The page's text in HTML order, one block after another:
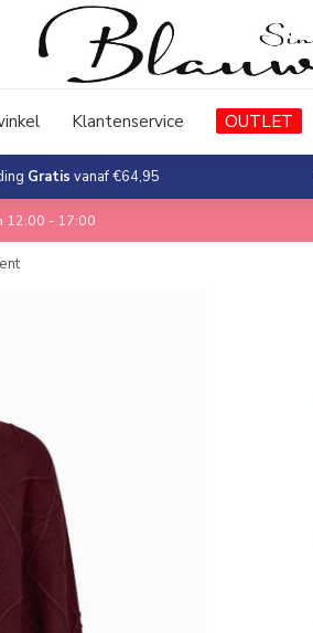
Klantenservice OUTLET
Gratis vanaf €64,95
12:00 - 17:00